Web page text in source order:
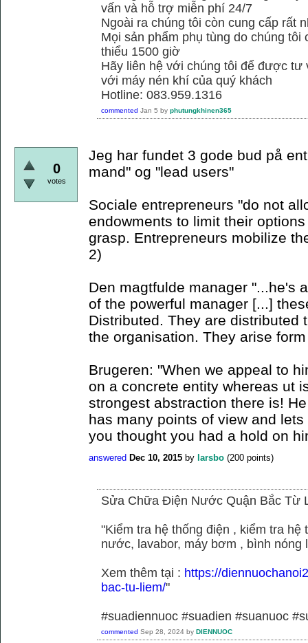
vấn và hỗ trợ miễn phí 24/7
Ngoài ra chúng tôi còn cung cấp rất
Mọi sản phẩm phụ tùng do chúng
thiểu 1500 giờ
Hãy liên hệ với chúng tôi để được tư
với máy nén khí của quý khách
Hotline: 083.959.1316
commented Jan 5 by phutungkhinen365
0
votes
Jeg har fundet 3 gode bud på
mand" og "lead users"
Sociale entrepreneurs "do not
endowments to limit their
grasp. Entrepreneurs mobilize
2)
Den magtfulde manager "...he's
of the powerful manager [...]
Distributed. They are distributed
the organisation. They arise
Brugeren: "When we appeal to
on a concrete entity whereas ut
strongest abstraction there is!
has many points of view and
you thought you had a hold on
answered Dec 10, 2015 by larsbo (200 points)
Sửa Chữa Điện Nước Quận Bắc Từ
"Kiểm tra hệ thống điện , kiểm tra
nước, lavabor, máy bơm , bình nóng
Xem thêm tại : https://
bac-tu-liem/"
#suadiennuoc #suadien #suanuoc
commented Sep 28, 2024 by DIENNUOC